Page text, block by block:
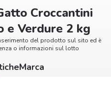
Croccantini
e Verdure 2 kg
del prodotto sul sito ed è
o informazioni sul lotto
Marca